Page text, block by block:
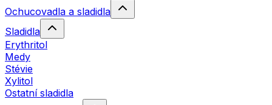
Ochucovadla a sladidla
Sladidla
Erythritol
Medy
Stévie
Xylitol
Ostatní sladidla